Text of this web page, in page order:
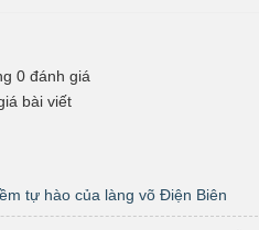
0 đánh giá
bài viết
tự hào của làng võ Điện Biên